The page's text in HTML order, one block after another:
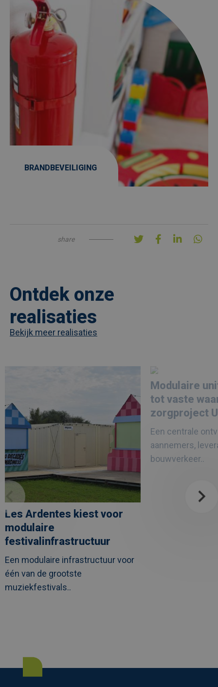
BRANDBEVEILIGING
share
Ontdek onze
realisaties
Bekijk meer realisaties
Les Ardentes kiest voor
modulaire
festivalinfrastructuur
Een modulaire infrastructuur voor
één van de grootste
muziekfestivals..
voor
modulaire
festivalinfrastructuur
Afbeelding
Modulaire
tot vaste
zorgproject
Een centrale
aannemers,
bouwverkeer..
link
units
groeien
uit
tot
vaste
in
UZ
Leuven